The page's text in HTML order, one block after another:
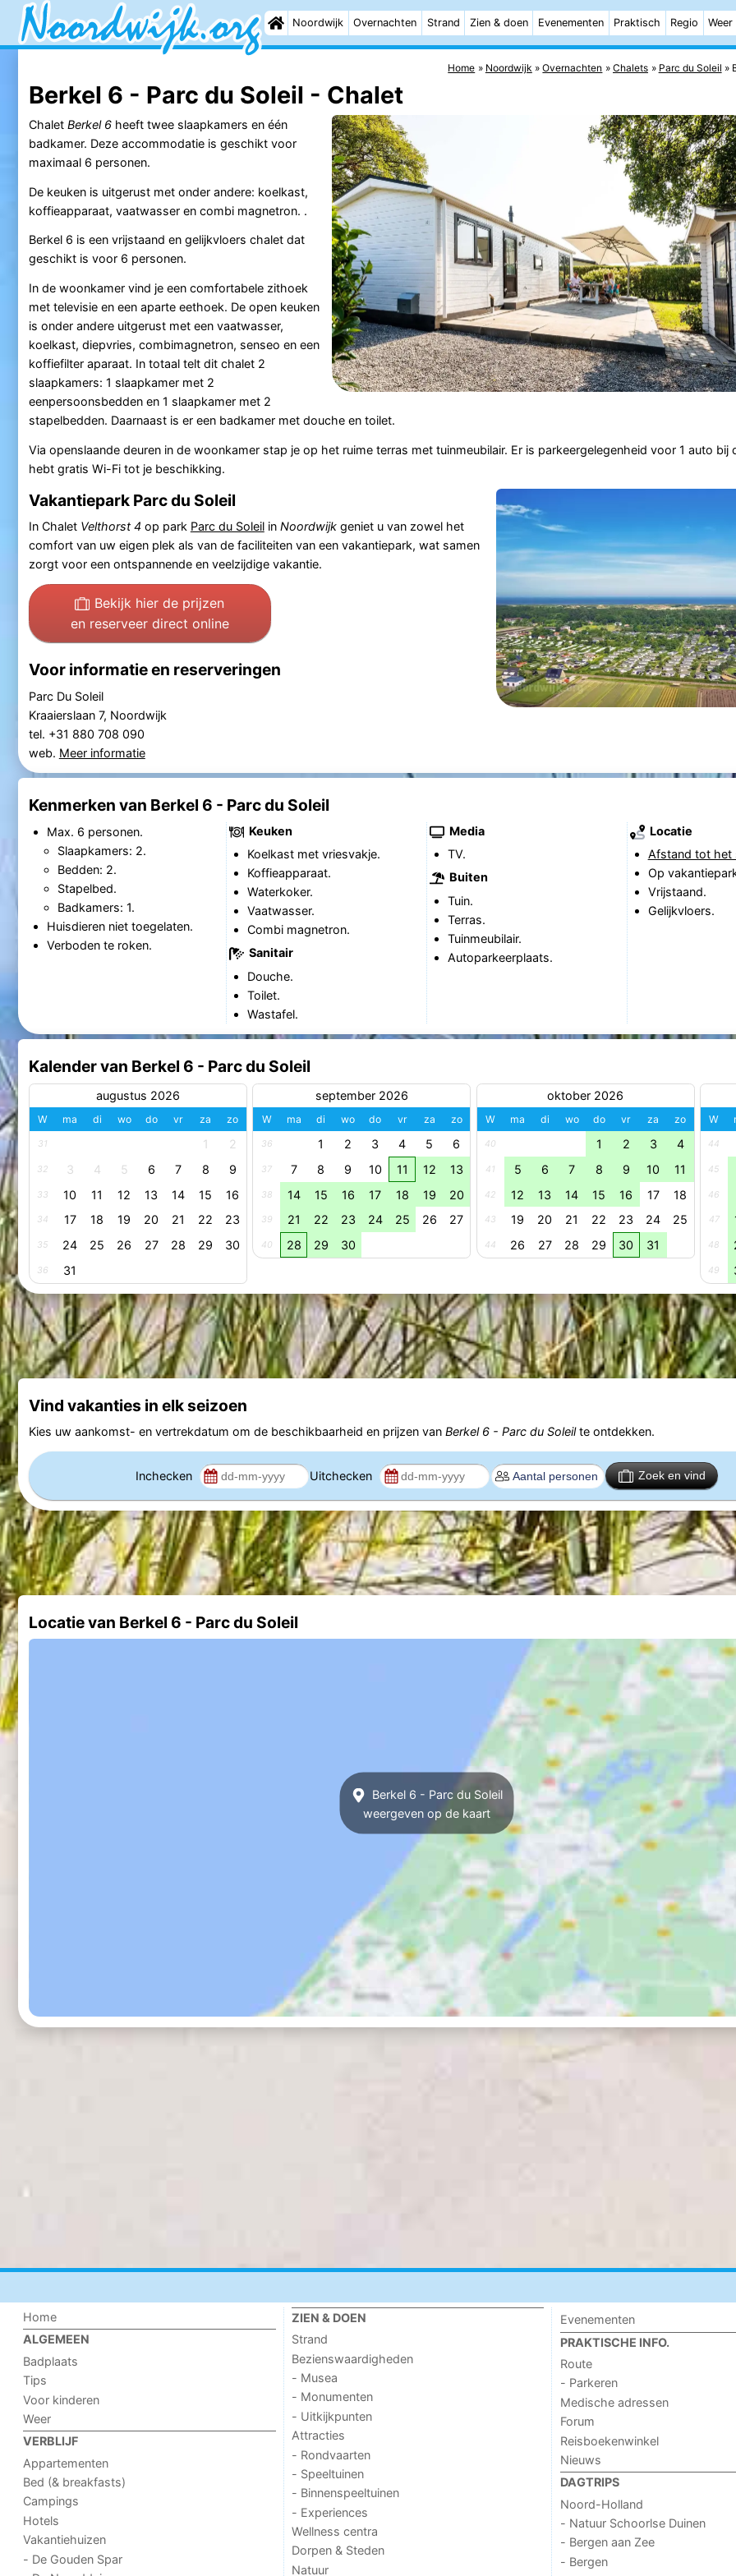
Noordwijk Overnachten Strand Zien & doen Evenementen Praktisch Regio Weer
Home Noordwijk Overnachten Chalets Parc du Soleil
Berkel 6 - Parc du Soleil - Chalet
Chalet Berkel 6heeft twee slaapkamers en één
badkamer. Deze accommodatie is geschikt voor
maximaal 6 personen.
De keuken is uitgerust met onder andere: koelkast,
koffieapparaat, vaatwasser en combi magnetron. .
Berkel 6 is een vrijstaand en gelijkvloers chalet dat
geschikt is voor 6 personen.
In de woonkamer vind je een comfortabele zithoek
met televisie en een aparte eethoek. De open keuken
is onder andere uitgerust met een vaatwasser,
koelkast, diepvries, combimagnetron, senseo en een
koffiefilter aparaat. In totaal telt dit chalet 2
slaapkamers: 1 slaapkamer met 2
eenpersoonsbedden en 1 slaapkamer met 2
stapelbedden. Daarnaast is er een badkamer met douche en toilet.
Via openslaande deuren in de woonkamer stap je op het ruime terras met tuinmeubilair. Er is parkeergelegenheid voor 1 auto bij
hebt gratis Wi-Fi tot je beschikking.
Vakantiepark Parc du Soleil
In Chalet Velthorst 4op park Parc du Soleilin Noordwijkgeniet u van zowel het
comfort van uw eigen plek als van de faciliteiten van een vakantiepark, wat samen
zorgt voor een ontspannende en veelzijdige vakantie.
Bekijk hier de prijzen
en reserveer direct online
Voor informatie en reserveringen
Parc Du Soleil
Kraaierslaan 7, Noordwijk
tel. +31 880 708 090
web. Meer informatie
Kenmerken van Berkel 6 - Parc du Soleil
Max. 6 personen.
Slaapkamers: 2.
Bedden: 2.
Stapelbed.
Badkamers: 1.
Huisdieren niet toegelaten.
Verboden te roken.
Keuken
Koelkast met vriesvakje.
Koffieapparaat.
Waterkoker.
Vaatwasser.
Combi magnetron.
Sanitair
Douche.
Toilet.
Wastafel.
Media
TV.
Buiten
Tuin.
Terras.
Tuinmeubilair.
Autoparkeerplaats.
Locatie
Afstand tot het
Op
Vrijstaand.
Gelijkvloers.
Kalender van Berkel 6 - Parc du Soleil
augustus 2026
W ma di wo do vr za zo
31 1 2
32 3 4 5 6 7 8 9
33 10 11 12 13 14 15 16
34 17 18 19 20 21 22 23
35 24 25 26 27 28 29 30
36 31
september 2026
W ma di wo do vr za zo
36 1 2 3 4 5 6
37 7 8 9 10 11 12 13
38 14 15 16 17 18 19 20
39 21 22 23 24 25 26 27
40 28 29 30
oktober 2026
W ma di wo do vr za zo
40 1 2 3 4
41 5 6 7 8 9 10 11
42 12 13 14 15 16 17 18
43 19 20 21 22 23 24 25
44 26 27 28 29 30 31
W
44
45
46
47
48
49
Vind vakanties in elk seizoen
Kies uw aankomst- en vertrekdatum om de beschikbaarheid en prijzen van Berkel 6 - Parc du Soleilte ontdekken.
Inchecken Uitchecken Zoek en vind
Locatie van Berkel 6 - Parc du Soleil
Berkel 6 - Parc du Soleil
weergeven op de kaart
Home
ALGEMEEN
Badplaats
Tips
Voor kinderen
Weer
VERBLIJF
Appartementen
Bed (& breakfasts)
Campings
Hotels
Vakantiehuizen
- De Gouden Spar
ZIEN & DOEN
Strand
Bezienswaardigheden
- Musea
- Monumenten
- Uitkijkpunten
Attracties
- Rondvaarten
- Speeltuinen
- Binnenspeeltuinen
- Experiences
Wellness centra
Dorpen & Steden
Natuur
Evenementen
PRAKTISCHE INFO.
Route
- Parkeren
Medische adressen
Forum
Reisboekenwinkel
Nieuws
DAGTRIPS
Noord-Holland
- Natuur Schoorlse Duinen
- Bergen aan Zee
- Bergen